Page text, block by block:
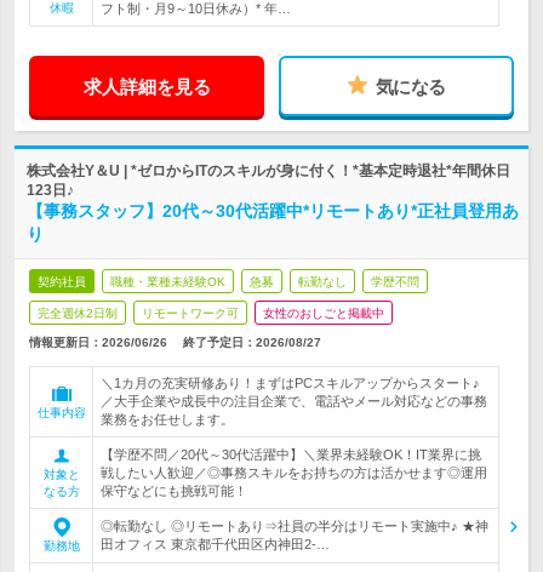
休暇
フト制・月9～10日休み）* 年…
求人詳細を見る 気になる
株式会社Y＆U | *ゼロからITのスキルが身に付く！*基本定時退社*年間休日
123日♪
【事務スタッフ】20代～30代活躍中*リモートあり*正社員登用あ
り
契約社員 職種・業種未経験OK 急募 転勤なし 学歴不問
完全週休2日制 リモートワーク可 女性のおしごと掲載中
情報更新日：2026/06/26 終了予定日： 2026/08/27
仕事内容
＼1カ月の充実研修あり！まずはPCスキルアップからスタート♪
／大手企業や成長中の注目企業で、電話やメール対応などの事務
業務をお任せします。
対象と
なる方
【学歴不問／20代～30代活躍中】＼業界未経験OK！IT業界に挑
戦したい人歓迎／◎事務スキルをお持ちの方は活かせます◎運用
保守などにも挑戦可能！
勤務地
◎転勤なし ◎リモートあり⇒社員の半分はリモート実施中♪ ★神
田オフィス 東京都千代田区内神田2-…